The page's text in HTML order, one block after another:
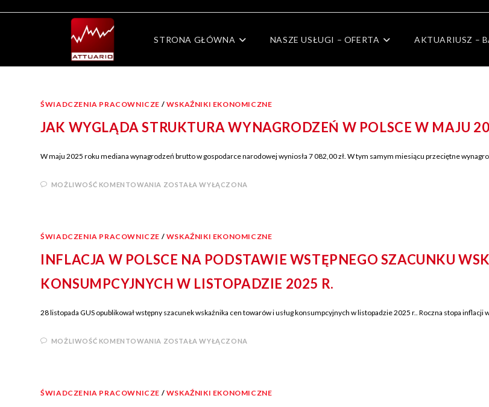
STRONA GŁÓWNA NASZE USŁUGI – OFERTA AKTUARIUSZ –
ŚWIADCZENIA PRACOWNICZE / WSKAŹNIKI EKONOMICZNE
JAK WYGLĄDA STRUKTURA WYNAGRODZEŃ W POLSCE W MAJU
W maju 2025 roku mediana wynagrodzeń brutto w gospodarce narodowej wyniosła 7 082,00 zł. W tym samym miesiącu przeciętne
MOŻLIWOŚĆ KOMENTOWANIA ZOSTAŁA WYŁĄCZONA
ŚWIADCZENIA PRACOWNICZE / WSKAŹNIKI EKONOMICZNE
INFLACJA W POLSCE NA PODSTAWIE WSTĘPNEGO SZACUNKU
KONSUMPCYJNYCH W LISTOPADZIE 2025 R.
28 listopada GUS opublikował wstępny szacunek wskaźnika cen towarów i usług konsumpcyjnych w listopadzie 2025 r.. Roczna stopa inflacji
MOŻLIWOŚĆ KOMENTOWANIA ZOSTAŁA WYŁĄCZONA
ŚWIADCZENIA PRACOWNICZE / WSKAŹNIKI EKONOMICZNE